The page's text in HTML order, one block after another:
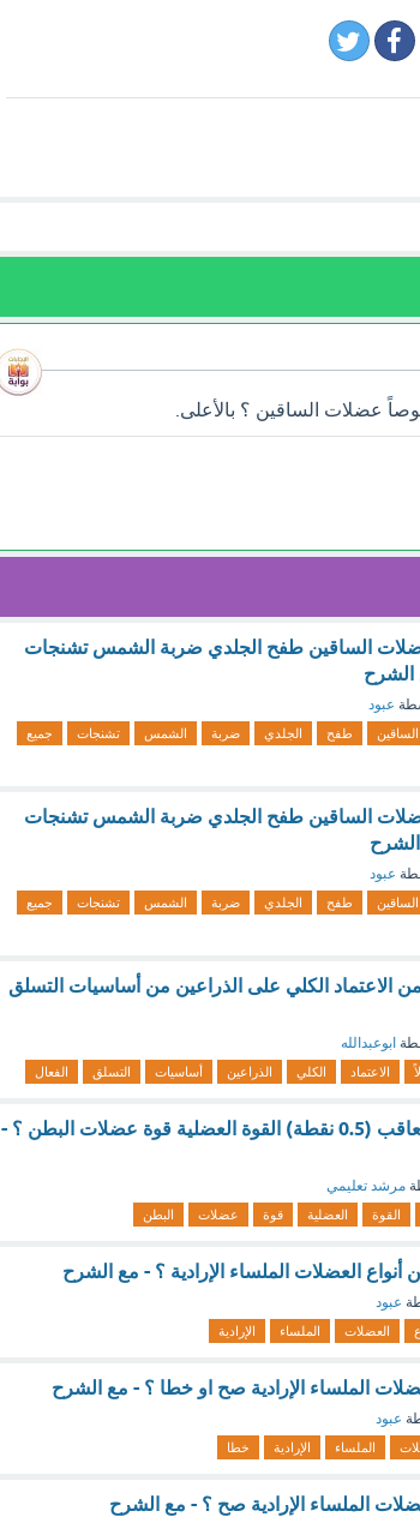
عضلات الساقين ؟ بالأعلى.
الساقين طفح الجلدي ضربة الشمس تشنجات
عبود
الساقين طفح الجلدي ضربة الشمس تشنجات
جميع
الساقين طفح الجلدي ضربة الشمس تشنجات
عبود
الساقين طفح الجلدي ضربة الشمس تشنجات
جميع
الاعتماد الكلي على الذراعين من أساسيات التسلق
ابوعبدالله
الاعتماد الكلي الذراعين أساسيات التسلق الفعال
هو قدرة العضلات على آداء جهد متعاقب (0.5 نقطة) القوة العضلية قوة عضلات البطن ؟ -
مرشد تعليمي
القوة العضلية قوة عضلات البطن
العضلات الملساء الإرادية ؟ - مع الشرح
عبود
العضلات الملساء الإرادية
الملساء الإرادية صح او خطا ؟ - مع الشرح
عبود
الملساء الإرادية خطا
الملساء الإرادية صح ؟ - مع الشرح